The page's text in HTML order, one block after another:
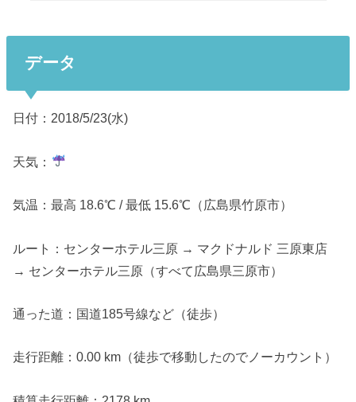
データ
日付：2018/5/23(水)
天気：
気温：最高 18.6℃ / 最低 15.6℃（広島県竹原市）
ルート：センターホテル三原 → マクドナルド 三原東店
→ センターホテル三原（すべて広島県三原市）
通った道：国道185号線など（徒歩）
走行距離：0.00 km（徒歩で移動したのでノーカウント）